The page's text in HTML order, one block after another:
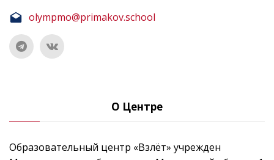
olympmo@primakov.school
О Центре
Образовательный центр «Взлёт» учрежден